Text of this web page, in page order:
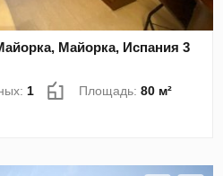
Майорка, Испания 3
1 Площадь:80 м²